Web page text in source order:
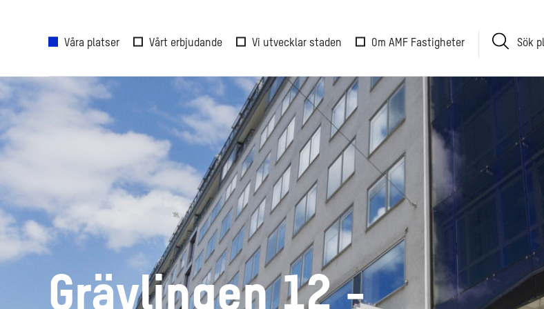
Våra platser Vårt erbjudande Vi utvecklar staden Om AMF Fastigheter
Sök
plats,
kontakt,
Grävlingen 12 -